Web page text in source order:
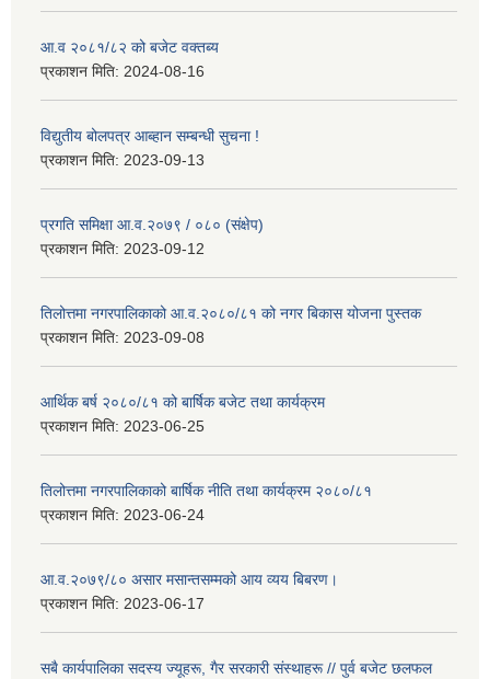
आ.व २०८१/८२ को बजेट वक्तब्य
प्रकाशन मिति: 2024-08-16
विद्युतीय बोलपत्र आब्हान सम्बन्धी सुचना !
प्रकाशन मिति: 2023-09-13
प्रगति समिक्षा आ.व.२०७९ / ०८० (संक्षेप)
प्रकाशन मिति: 2023-09-12
तिलोत्तमा नगरपालिकाको आ.व.२०८०/८१ को नगर बिकास योजना पुस्तक
प्रकाशन मिति: 2023-09-08
आर्थिक बर्ष २०८०/८१ को बार्षिक बजेट तथा कार्यक्रम
प्रकाशन मिति: 2023-06-25
तिलोत्तमा नगरपालिकाको बार्षिक नीति तथा कार्यक्रम २०८०/८१
प्रकाशन मिति: 2023-06-24
आ.व.२०७९/८० असार मसान्तसम्मको आय व्यय बिबरण।
प्रकाशन मिति: 2023-06-17
सबै कार्यपालिका सदस्य ज्यूहरू, गैर सरकारी संस्थाहरू // पुर्व बजेट छलफल